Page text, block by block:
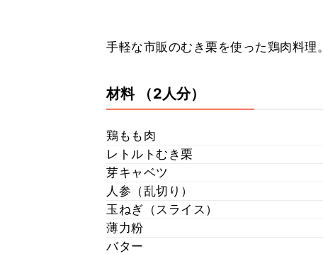
手軽な市販のむき栗を使った鶏肉料理。
材料 （2人分）
鶏もも肉
レトルトむき栗
芽キャベツ
人参（乱切り）
玉ねぎ（スライス）
薄力粉
バター